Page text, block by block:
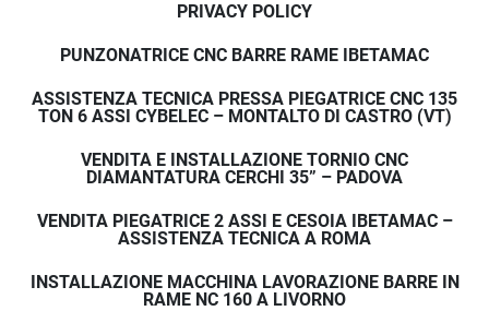
PRIVACY POLICY
PUNZONATRICE CNC BARRE RAME IBETAMAC
ASSISTENZA TECNICA PRESSA PIEGATRICE CNC 135
TON 6 ASSI CYBELEC – MONTALTO DI CASTRO (VT)
VENDITA E INSTALLAZIONE TORNIO CNC
DIAMANTATURA CERCHI 35” – PADOVA
VENDITA PIEGATRICE 2 ASSI E CESOIA IBETAMAC –
ASSISTENZA TECNICA A ROMA
INSTALLAZIONE MACCHINA LAVORAZIONE BARRE IN
RAME NC 160 A LIVORNO